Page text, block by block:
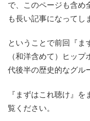
で、このページも含め
も長い記事になってし
ということで前回『ま
（和洋含めて）ヒッ
代後半の歴史的なグル
『まずはこれ聴け』
覧ください。